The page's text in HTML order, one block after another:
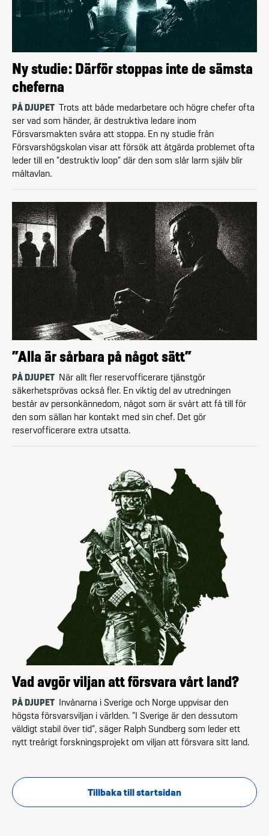
Ny studie: Därför stoppas inte de sämsta
cheferna
PÅ DJUPET Trots att både medarbetare och högre chefer ofta
ser vad som händer, är destruktiva ledare inom
Försvarsmakten svåra att stoppa. En ny studie från
Försvarshögskolan visar att försök att åtgärda problemet ofta
leder till en ”destruktiv loop” där den som slår larm själv blir
måltavlan.
”Alla är sårbara på något sätt”
PÅ DJUPET När allt fler reservofficerare tjänstgör
säkerhetsprövas också fler. En viktig del av utredningen
består av personkännedom, något som är svårt att få till för
den som sällan har kontakt med sin chef. Det gör
reservofficerare extra utsatta.
Vad avgör viljan att försvara vårt land?
PÅ DJUPET Invånarna i Sverige och Norge uppvisar den
högsta försvarsviljan i världen. ”I Sverige är den dessutom
väldigt stabil över tid”, säger Ralph Sundberg som leder ett
nytt treårigt forskningsprojekt om viljan att försvara sitt land.
Tillbaka till startsidan